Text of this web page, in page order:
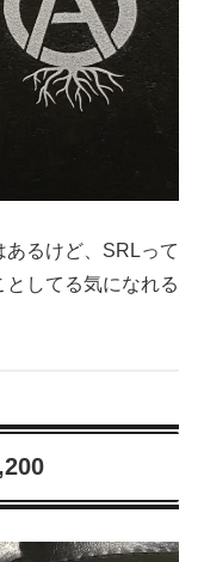
るけど、SRLって
してる気になれる